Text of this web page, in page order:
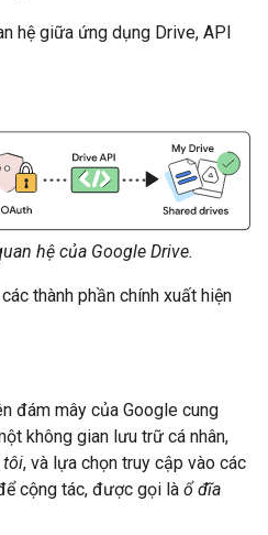
hệ giữa ứng dụng Drive, API
hệ của Google Drive.
thành phần chính xuất hiện
đám mây của Google cung
không gian lưu trữ cá nhân,
tôi, và lựa chọn truy cập vào các
cộng tác, được gọi là ổ đĩa